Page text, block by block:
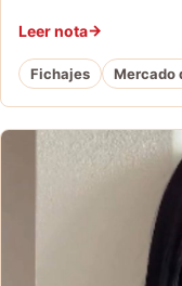
Leer nota
Fichajes Mercado